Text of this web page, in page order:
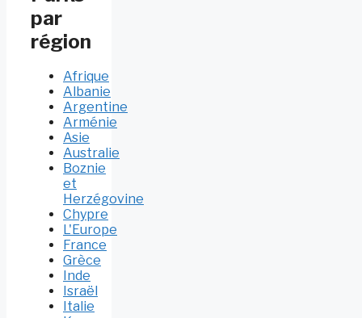
par
région
Afrique
Albanie
Argentine
Arménie
Asie
Australie
Boznie
et
Herzégovine
Chypre
L'Europe
France
Grèce
Inde
Israël
Italie